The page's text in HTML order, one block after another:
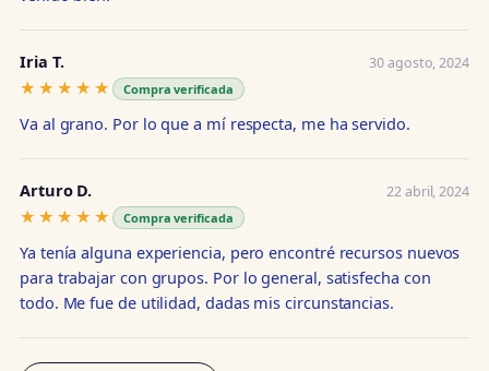
Iria T. 30 agosto, 2024
★★★★★
★★★★★ Compra verificada
Va al grano. Por lo que a mí respecta, me ha servido.
Arturo D. 22 abril, 2024
★★★★★
★★★★★ Compra verificada
Ya tenía alguna experiencia, pero encontré recursos nuevos
para trabajar con grupos. Por lo general, satisfecha con
todo. Me fue de utilidad, dadas mis circunstancias.